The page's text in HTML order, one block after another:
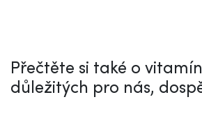
Přečtěte si také o
důležitých pro nás,